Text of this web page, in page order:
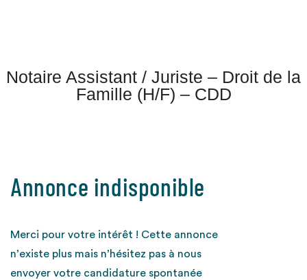
Notaire Assistant / Juriste – Droit de la
Famille (H/F) – CDD
Annonce indisponible
Merci pour votre intérêt ! Cette annonce
n’existe plus mais n’hésitez pas à nous
envoyer votre candidature spontanée